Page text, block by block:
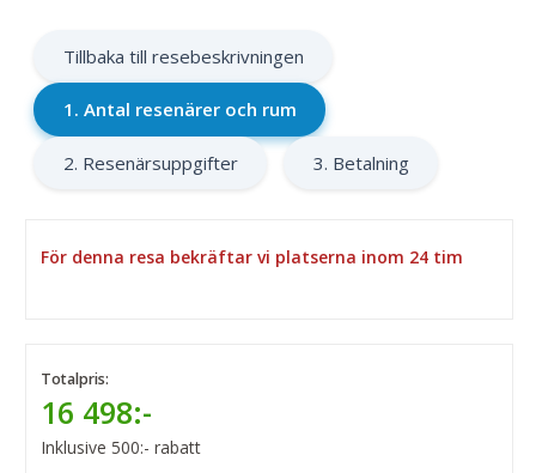
Tillbaka till resebeskrivningen
1. Antal resenärer och rum
2. Resenärsuppgifter 3. Betalning
För denna resa bekräftar vi platserna inom 24 tim
Totalpris:
16 498:-
Inklusive 500:- rabatt